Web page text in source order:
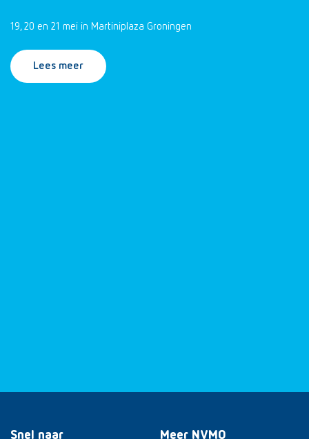
19, 20 en 21 mei in Martiniplaza Groningen
Lees meer
Snel naar Meer NVMO